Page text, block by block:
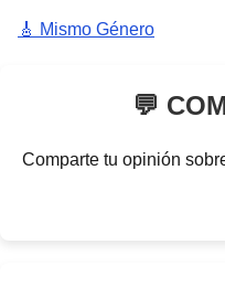
🎸 Mismo Género
💬
Comparte tu opinión